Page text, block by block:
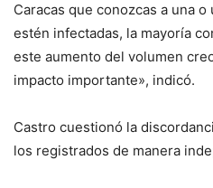
Caracas que conozcas a una
estén infectadas, la mayoría
este aumento del volumen
impacto importante», indicó.
Castro cuestionó la
los registrados de manera